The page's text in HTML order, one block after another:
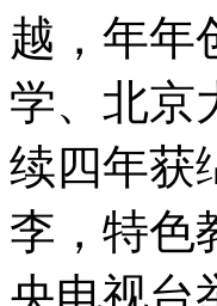
越，年年
学、北京
续四年
李，特色
央电视台